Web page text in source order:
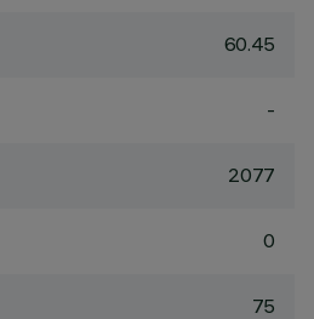
60.45
-
2077
0
75